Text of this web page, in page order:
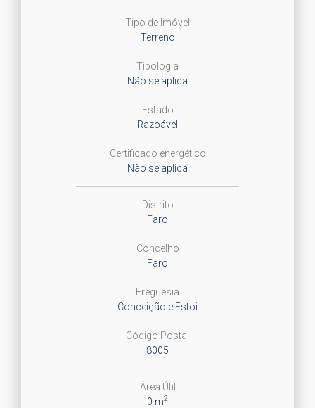
Tipo de Imóvel
Terreno
Tipologia
Não se aplica
Estado
Razoável
Certificado energético
Não se aplica
Distrito
Faro
Concelho
Faro
Freguesia
Conceição e Estoi
Código Postal
8005
Área Útil
0 m2